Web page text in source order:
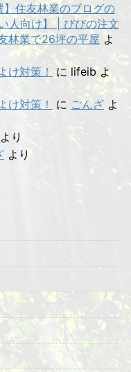
】住友林業のブログの
人向け】 | びびの注文
林業で26坪の平屋 よ
け対策！
にlifeib よ
け対策！
に ごんざ よ
より
より